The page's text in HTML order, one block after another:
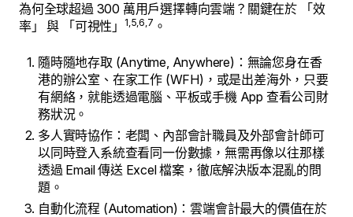
為何全球超過 300 萬用戶選擇轉向雲端？關鍵在於 「效
率」 與 「可視性」
1,5,6,7 。
隨時隨地存取 (Anytime, Anywhere)：無論您身在香
港的辦公室、在家工作 (WFH)，或是出差海外，只要
有網絡，就能透過電腦、平板或手機 App 查看公司財
務狀況。
多人實時協作：老闆、內部會計職員及外部會計師可
以同時登入系統查看同一份數據，無需再像以往那樣
透過 Email 傳送 Excel 檔案，徹底解決版本混亂的問
題。
自動化流程 (Automation)：雲端會計最大的價值在於